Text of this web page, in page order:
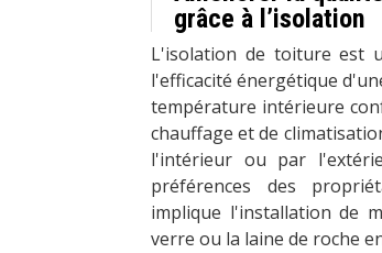
grâce à l’isolation
L'isolation de toiture est
l'efficacité énergétique
température intérieure
chauffage et de
l'intérieur ou par
préférences des
implique l'installation de
verre ou la laine de roche